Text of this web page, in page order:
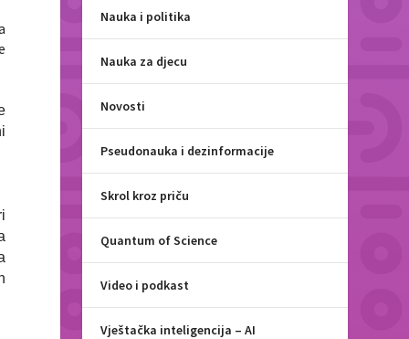
Nauka i politika
Nauka za djecu
Novosti
Pseudonauka i dezinformacije
Skrol kroz priču
Quantum of Science
Video i podkast
Vještačka inteligencija – AI